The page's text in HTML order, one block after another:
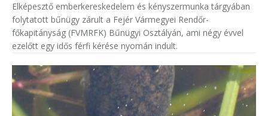
Elképesztő emberkereskedelem és kényszermunka tárgyában
folytatott bűnügy zárult a Fejér Vármegyei Rendőr-
főkapitányság (FVMRFK) Bűnügyi Osztályán, ami négy évvel
ezelőtt egy idős férfi kérése nyomán indult.